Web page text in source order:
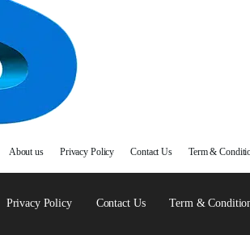
About us Privacy Policy Contact Us Term &
Privacy Policy Contact Us Term &